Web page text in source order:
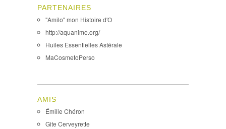
PARTENAIRES
"Amilo" mon Histoire d'O
http://aquanime.org/
Huiles Essentielles Astérale
MaCosmetoPerso
AMIS
Émilie Chéron
Gite Cerveyrette